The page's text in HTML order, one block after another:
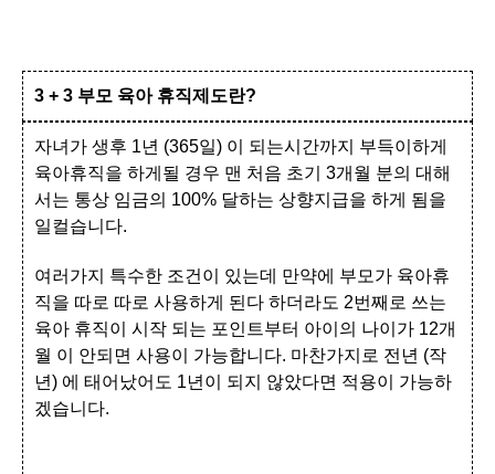
3 + 3 부모 육아 휴직제도란?
자녀가 생후 1년 (365일) 이 되는시간까지 부득이하게
육아휴직을 하게될 경우 맨 처음 초기 3개월 분의 대해
서는 통상 임금의 100% 달하는 상향지급을 하게 됨을
일컬습니다.
여러가지 특수한 조건이 있는데 만약에 부모가 육아휴
직을 따로 따로 사용하게 된다 하더라도 2번째로 쓰는
육아 휴직이 시작 되는 포인트부터 아이의 나이가 12개
월 이 안되면 사용이 가능합니다. 마찬가지로 전년 (작
년) 에 태어났어도 1년이 되지 않았다면 적용이 가능하
겠습니다.